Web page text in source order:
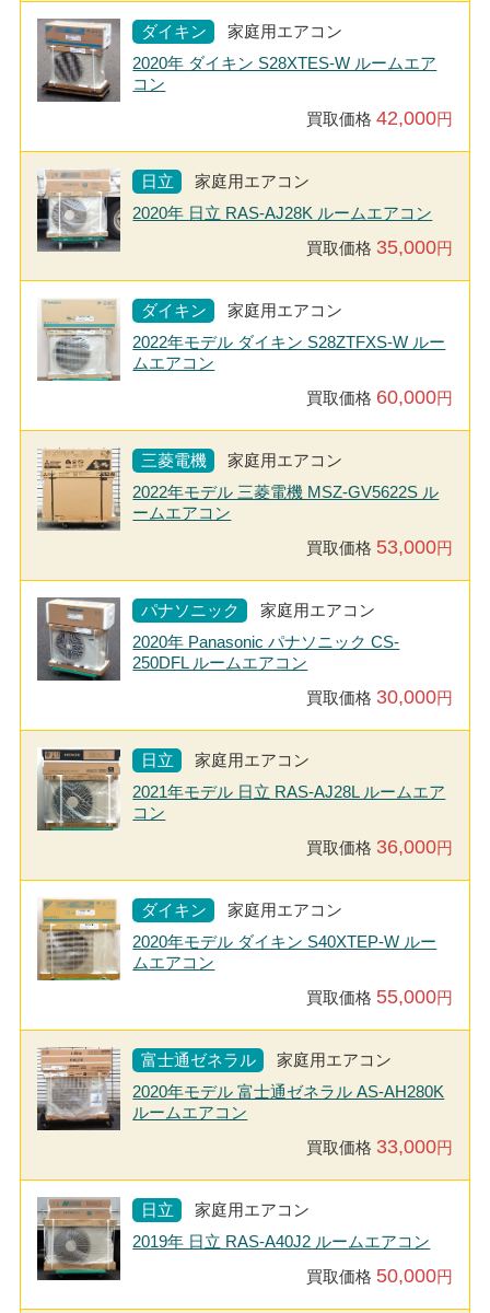
ダイキン
家庭用エアコン
2020年 ダイキン S28XTES-W ルームエア
コン
買取価格42,000円
日立
家庭用エアコン
2020年 日立 RAS-AJ28K ルームエアコン
買取価格 35,000円
ダイキン
家庭用エアコン
2022年モデル ダイキン S28ZTFXS-W ルー
ムエアコン
買取価格 60,000円
三菱電機
家庭用エアコン
2022年モデル 三菱電機 MSZ-GV5622S ル
ームエアコン
買取価格 53,000円
パナソニック
家庭用エアコン
2020年 Panasonic パナソニック CS-
250DFL ルームエアコン
買取価格 30,000円
日立
家庭用エアコン
2021年モデル 日立 RAS-AJ28L ルームエア
コン
買取価格 36,000円
ダイキン
家庭用エアコン
2020年モデル ダイキン S40XTEP-W ルー
ムエアコン
買取価格 55,000円
富士通ゼネラル
家庭用エアコン
2020年モデル 富士通ゼネラル AS-AH280K
ルームエアコン
買取価格 33,000円
日立
家庭用エアコン
2019年 日立 RAS-A40J2 ルームエアコン
買取価格 50,000円